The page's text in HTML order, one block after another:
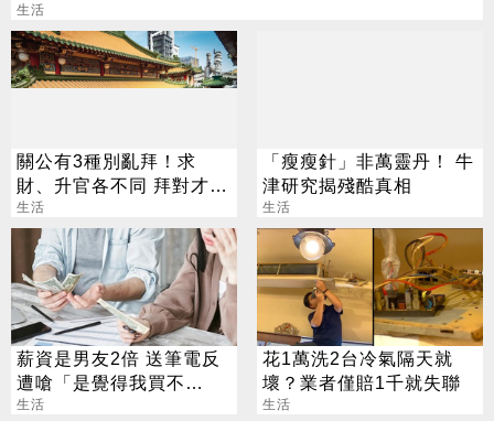
生活
關公有3種別亂拜！求
財、升官各不同 拜對才能
大加分
生活
「瘦瘦針」非萬靈丹！ 牛
津研究揭殘酷真相
生活
薪資是男友2倍 送筆電反
遭嗆「是覺得我買不
起」？ 網齊勸快逃
生活
花1萬洗2台冷氣隔天就
壞？業者僅賠1千就失聯
生活